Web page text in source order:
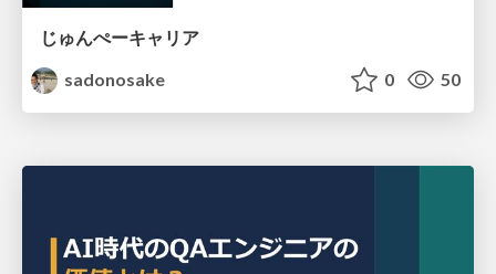
じゅんぺーキャリア
sadonosake
0 50